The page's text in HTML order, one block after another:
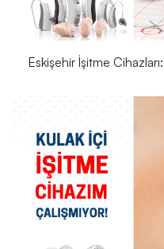
Eskişehir İşitme